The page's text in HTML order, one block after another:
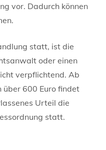
vor. Dadurch können
statt, ist die
oder einen
verpflichtend. Ab
600 Euro findet
Urteil die
statt.